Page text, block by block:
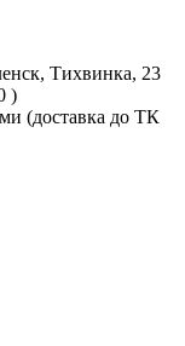
Тихвинка, 23
)
(доставка до ТК